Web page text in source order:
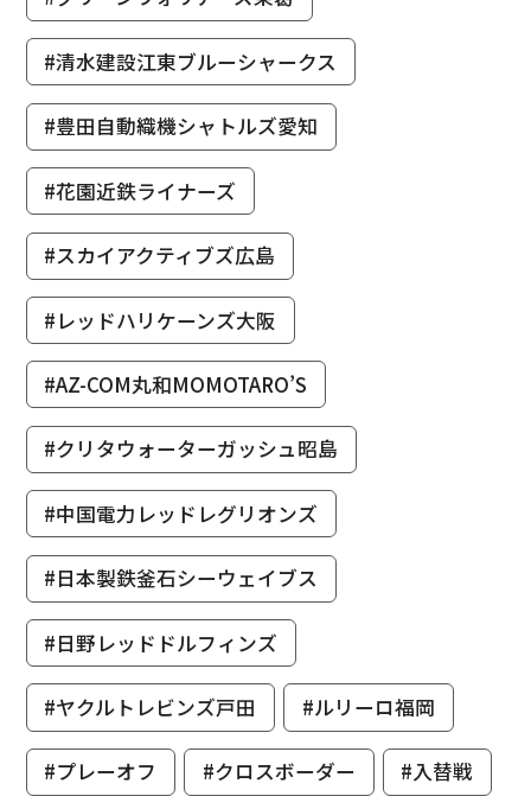
#清水建設江東ブルーシャークス
#豊田自動織機シャトルズ愛知
#花園近鉄ライナーズ
#スカイアクティブズ広島
#レッドハリケーンズ大阪
#AZ-COM丸和MOMOTARO’S
#クリタウォーターガッシュ昭島
#中国電力レッドレグリオンズ
#日本製鉄釜石シーウェイブス
#日野レッドドルフィンズ
#ヤクルトレビンズ戸田 #ルリーロ福岡
#プレーオフ #クロスボーダー #入替戦